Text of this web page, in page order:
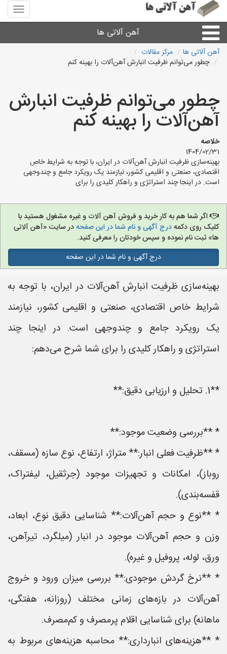
منوی
سایت
آلاتی
آهن آلاتی ها
میلگرد نبشی،مفتول
ورق
لوله و اتصالات
سایر آهن آلات
آهن آلاتی های شهرها
آهن آلاتی ها
مرکز مقالات
چطور می‌توانم ظرفیت انبارش آهن‌آلات را بهینه کنم
چطور می‌توانم ظرفیت انبارش
آهن‌آلات را بهینه کنم
خلاصه
1404/02/31
بهینه‌سازی ظرفیت انبارش آهن‌آلات در ایران، با توجه به شرایط خاص
اقتصادی، صنعتی و اقلیمی کشور، نیازمند یک رویکرد جامع و چندوجهی
است. در اینجا چند استراتژی و راهکار کلیدی را برای
اگر شما هم به کار خرید و فروش آهن آلات و غیره مشغول هستید با
کلیک روی دکمهدرج آگهی و نام شما در این صفحهدر سایت «آهن آلاتی
ها» ثبت نام نموده و سپس خودتان را معرفی کنید.
درج آگهی و نام شما در این صفحه
بهینه‌سازی ظرفیت انبارش آهن‌آلات در ایران، با توجه به
شرایط خاص اقتصادی، صنعتی و اقلیمی کشور، نیازمند
یک رویکرد جامع و چندوجهی است. در اینجا چند
استراتژی و راهکار کلیدی را برای شما شرح می‌دهم:
**1. تحلیل و ارزیابی دقیق:**
* **بررسی وضعیت موجود:**
* **ظرفیت فعلی انبار:** متراژ، ارتفاع، نوع سازه (مسقف،
روباز)، امکانات و تجهیزات موجود (جرثقیل، لیفتراک،
قفسه‌بندی).
* **نوع و حجم آهن‌آلات:** شناسایی دقیق نوع، ابعاد،
وزن و حجم آهن‌آلات موجود در انبار (میلگرد، تیرآهن،
ورق، لوله، پروفیل و غیره).
* **نرخ گردش موجودی:** بررسی میزان ورود و خروج
آهن‌آلات در بازه‌های زمانی مختلف (روزانه، هفتگی،
ماهانه) برای شناسایی اقلام پرمصرف و کم‌مصرف.
* **هزینه‌های انبارداری:** محاسبه هزینه‌های مربوط به